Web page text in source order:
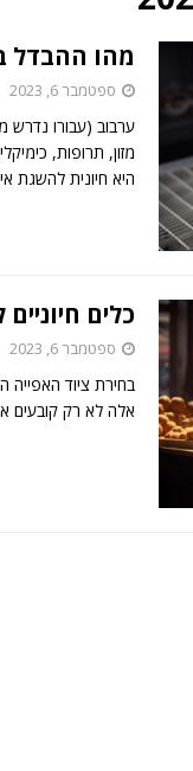
מהו ההבדל
ספטמבר 6, 2023
ערבוב (עבורו נדרש
מזון, תרופות,
היא חיונית להשגת
כלים
ספטמבר 6, 2023
בחירת ציוד האפייה
אלה לא רק קובעים